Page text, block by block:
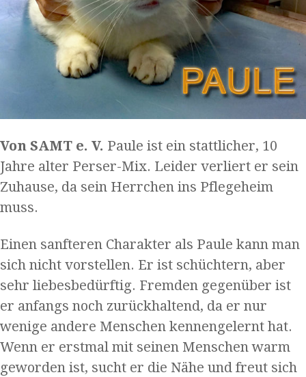
Von SAMT e. V. Paule ist ein stattlicher, 10
Jahre alter Perser-Mix. Leider verliert er sein
Zuhause, da sein Herrchen ins Pflegeheim
muss.
Einen sanfteren Charakter als Paule kann man
sich nicht vorstellen. Er ist schüchtern, aber
sehr liebesbedürftig. Fremden gegenüber ist
er anfangs noch zurückhaltend, da er nur
wenige andere Menschen kennengelernt hat.
Wenn er erstmal mit seinen Menschen warm
geworden ist, sucht er die Nähe und freut sich